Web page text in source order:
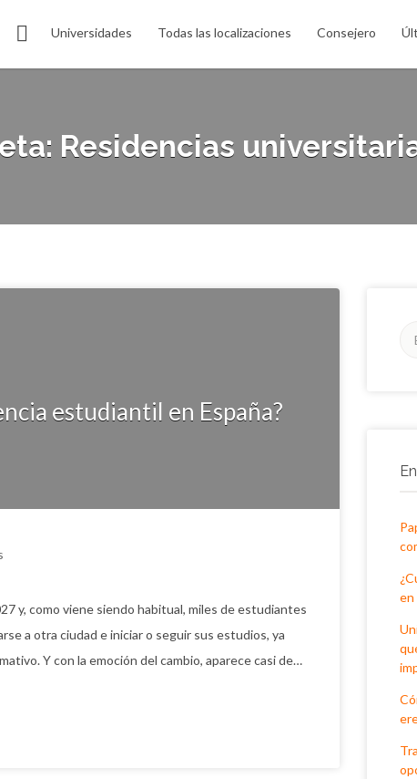
Universidades Todas las localizaciones Consejero
Residencias
estudiantil en España?
y, como viene siendo habitual, miles de estudiantes
a otra ciudad e iniciar o seguir sus estudios, ya
Y con la emoción del cambio, aparece casi de…
en